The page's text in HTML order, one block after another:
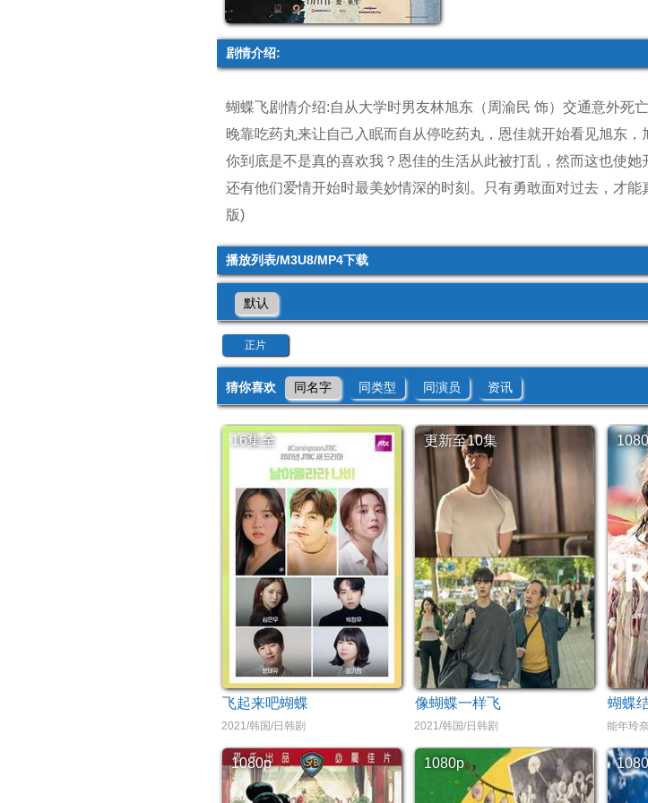
剧情介绍:
蝴蝶飞剧情介绍:自从大学时男友林旭东（周渝民 饰）交通意外死
晚靠吃药丸来让自己入眠而自从停吃药丸，恩佳就开始看见旭东
你到底是不是真的喜欢我？恩佳的生活从此被打乱，然而这也使
还有他们爱情开始时最美妙情深的时刻。只有勇敢面对过去，才能
版)
播放列表/M3U8/MP4下载
默认
正片
猜你喜欢 同名字 同类型 同演员 资讯
16集全
飞起来吧蝴蝶
2021/韩国/日韩剧
更新至10集
像蝴蝶一样飞
2021/韩国/日韩剧
蝴蝶
能年玲
1080p 1080p